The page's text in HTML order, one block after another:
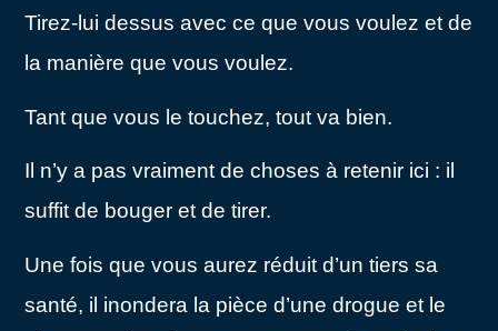
Tirez-lui dessus avec ce que vous voulez et de
la manière que vous voulez.
Tant que vous le touchez, tout va bien.
Il n’y a pas vraiment de choses à retenir ici : il
suffit de bouger et de tirer.
Une fois que vous aurez réduit d’un tiers sa
santé, il inondera la pièce d’une drogue et le